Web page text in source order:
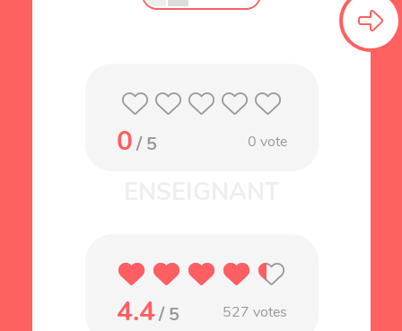
0/ 5 0 vote
4.4/ 5 527 votes